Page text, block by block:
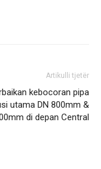
Artikulli tjetër
kebocoran pipa
utama DN 800mm &
di depan Central